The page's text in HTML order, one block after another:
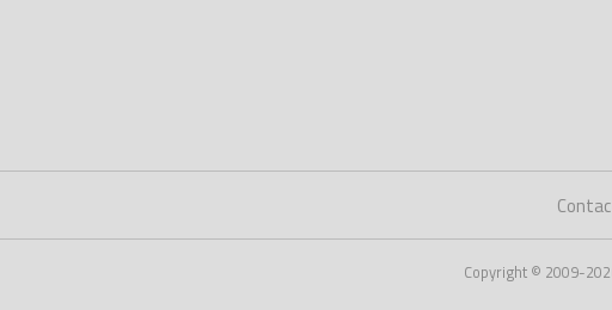
Copyright © 2009-